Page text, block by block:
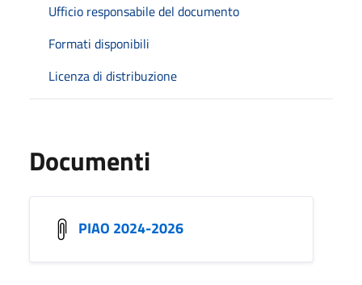
Ufficio responsabile del documento
Formati disponibili
Licenza di distribuzione
Documenti
PIAO 2024-2026